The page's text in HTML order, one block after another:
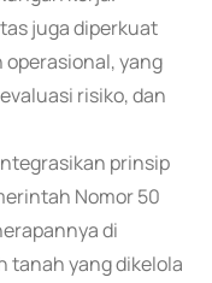
juga diperkuat
yang
risiko, dan
prinsip
Nomor 50
di
tanah yang dikelola